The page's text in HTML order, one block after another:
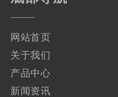
网站首页
关于我们
产品中心
新闻资讯